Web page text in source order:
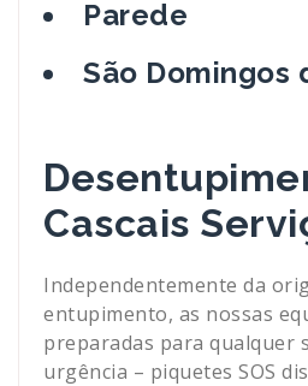
Parede
São Domingos
Cascais
Independentemente da
entupimento, as nossas
preparadas para qualquer
urgência – piquetes SOS